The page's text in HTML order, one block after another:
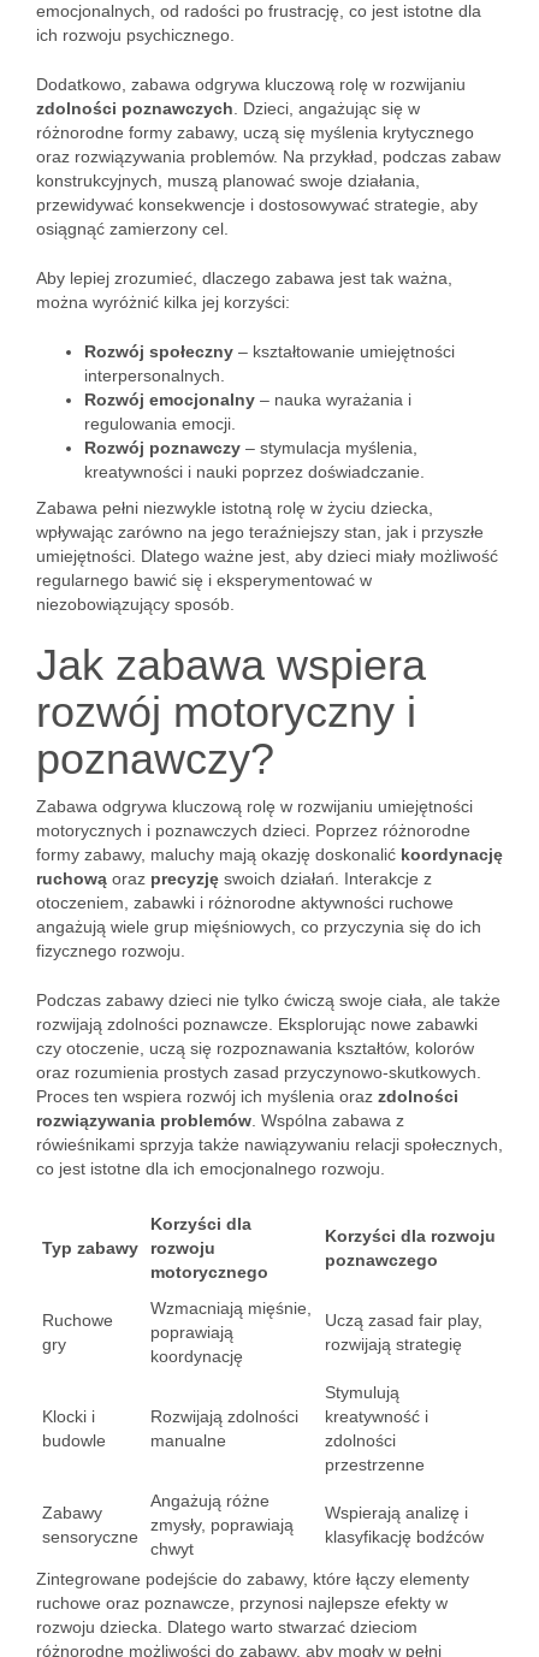
emocjonalnych, od radości po frustrację, co jest istotne dla
ich rozwoju psychicznego.
Dodatkowo, zabawa odgrywa kluczową rolę w rozwijaniu
zdolności poznawczych . Dzieci, angażując się w
różnorodne formy zabawy, uczą się myślenia krytycznego
oraz rozwiązywania problemów. Na przykład, podczas zabaw
konstrukcyjnych, muszą planować swoje działania,
przewidywać konsekwencje i dostosowywać strategie, aby
osiągnąć zamierzony cel.
Aby lepiej zrozumieć, dlaczego zabawa jest tak ważna,
można wyróżnić kilka jej korzyści:
Rozwój społeczny – kształtowanie umiejętności
interpersonalnych.
Rozwój emocjonalny – nauka wyrażania i
regulowania emocji.
Rozwój poznawczy – stymulacja myślenia,
kreatywności i nauki poprzez doświadczanie.
Zabawa pełni niezwykle istotną rolę w życiu dziecka,
wpływając zarówno na jego teraźniejszy stan, jak i przyszłe
umiejętności. Dlatego ważne jest, aby dzieci miały możliwość
regularnego bawić się i eksperymentować w
niezobowiązujący sposób.
Jak zabawa wspiera
rozwój motoryczny i
poznawczy?
Zabawa odgrywa kluczową rolę w rozwijaniu umiejętności
motorycznych i poznawczych dzieci. Poprzez różnorodne
formy zabawy, maluchy mają okazję doskonalić koordynację
ruchową oraz precyzję swoich działań. Interakcje z
otoczeniem, zabawki i różnorodne aktywności ruchowe
angażują wiele grup mięśniowych, co przyczynia się do ich
fizycznego rozwoju.
Podczas zabawy dzieci nie tylko ćwiczą swoje ciała, ale także
rozwijają zdolności poznawcze. Eksplorując nowe zabawki
czy otoczenie, uczą się rozpoznawania kształtów, kolorów
oraz rozumienia prostych zasad przyczynowo-skutkowych.
Proces ten wspiera rozwój ich myślenia oraz zdolności
rozwiązywania problemów . Wspólna zabawa z
rówieśnikami sprzyja także nawiązywaniu relacji społecznych,
co jest istotne dla ich emocjonalnego rozwoju.
Typ zabawy
Korzyści dla
rozwoju
motorycznego
Korzyści dla rozwoju
poznawczego
Ruchowe
gry
Wzmacniają mięśnie,
poprawiają
koordynację
Uczą zasad fair play,
rozwijają strategię
Klocki i
budowle
Rozwijają zdolności
manualne
Stymulują
kreatywność i
zdolności
przestrzenne
Zabawy
sensoryczne
Angażują różne
zmysły, poprawiają
chwyt
Wspierają analizę i
klasyfikację bodźców
Zintegrowane podejście do zabawy, które łączy elementy
ruchowe oraz poznawcze, przynosi najlepsze efekty w
rozwoju dziecka. Dlatego warto stwarzać dzieciom
różnorodne możliwości do zabawy, aby mogły w pełni